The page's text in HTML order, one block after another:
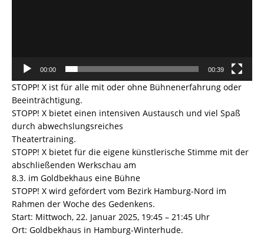
00:00 00:39
STOPP! X ist für alle mit oder ohne Bühnenerfahrung oder
Beeinträchtigung.
STOPP! X bietet einen intensiven Austausch und viel Spaß
durch abwechslungsreiches
Theatertraining.
STOPP! X bietet für die eigene künstlerische Stimme mit der
abschließenden Werkschau am
8.3. im Goldbekhaus eine Bühne
STOPP! X wird gefördert vom Bezirk Hamburg-Nord im
Rahmen der Woche des Gedenkens.
Start: Mittwoch, 22. Januar 2025, 19:45 – 21:45 Uhr
Ort: Goldbekhaus in Hamburg-Winterhude.